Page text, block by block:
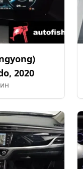
, 2020